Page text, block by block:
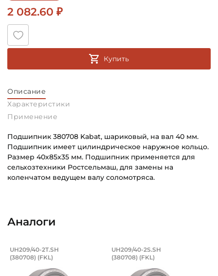
2 082.60 ₽
Купить
Описание
Характеристики
Применение
Подшипник 380708 Kabat, шариковый, на вал 40 мм.
Подшипник имеет цилиндрическое наружное кольцо.
Размер 40х85х35 мм. Подшипник применяется для
сельхозтехники Ростсельмаш, для замены на
коленчатом ведущем валу соломотряса.
Наружный диаметр (D):
Ширина внутреннего кольца (B):
Категория:
Для сельхозтехники:
Ростсельмаш, на коленчатый ведущий вал соломотряса
Аналоги
РСМ/подшипник 40х85х23/23 мм,
Подшипник UH209/40-2S.SH (380708) FKL, шариковый
UH209/40-2T.SH
(380708) (FKL)
РСМ/подшипник
Подшипник UH209/40-
UH209/40-2S.SH
(380708) (FKL)